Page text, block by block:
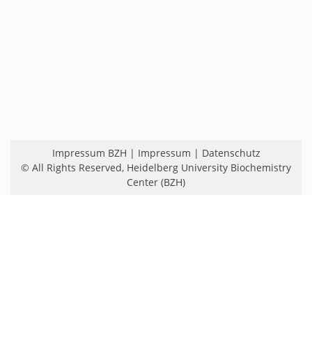
Impressum BZH | Impressum | Datenschutz
© All Rights Reserved, Heidelberg University Biochemistry
Center (BZH)